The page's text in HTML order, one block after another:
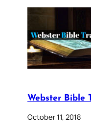
Webster Bible
October 11, 2018